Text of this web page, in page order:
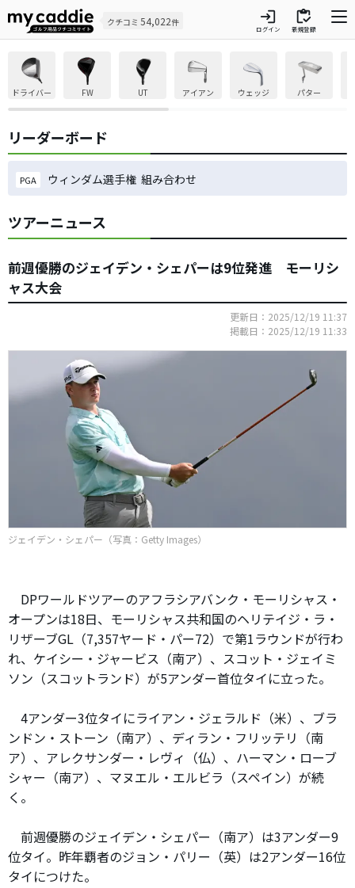
クチコミ 54,022件 login
ログイン
inventory
新規登録
ドライバー FW UT アイアン ウェッジ パター
リーダーボード
PGA ウィンダム選手権 組み合わせ
ツアーニュース
前週優勝のジェイデン・シェパーは9位発進 モーリシ
ャス大会
更新日：2025/12/19 11:37
掲載日：2025/12/19 11:33
ジェイデン・シェパー（写真：Getty Images）
DPワールドツアーのアフラシアバンク・モーリシャス・
オープンは18日、モーリシャス共和国のヘリテイジ・ラ・
リザーブGL（7,357ヤード・パー72）で第1ラウンドが行わ
れ、ケイシー・ジャービス（南ア）、スコット・ジェイミ
ソン（スコットランド）が5アンダー首位タイに立った。
4アンダー3位タイにライアン・ジェラルド（米）、ブラ
ンドン・ストーン（南ア）、ディラン・フリッテリ（南
ア）、アレクサンダー・レヴィ（仏）、ハーマン・ローブ
シャー（南ア）、マヌエル・エルビラ（スペイン）が続
く。
前週優勝のジェイデン・シェパー（南ア）は3アンダー9
位タイ。昨年覇者のジョン・パリー（英）は2アンダー16位
タイにつけた。